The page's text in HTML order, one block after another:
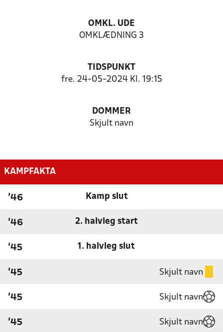
OMKL. UDE
OMKLÆDNING 3
TIDSPUNKT
fre. 24-05-2024 Kl. 19:15
DOMMER
Skjult navn
KAMPFAKTA
'46 Kamp slut
'46 2. halvleg start
'45 1. halvleg slut
'45 Skjult navn
'45 Skjult navn
'45 Skjult navn